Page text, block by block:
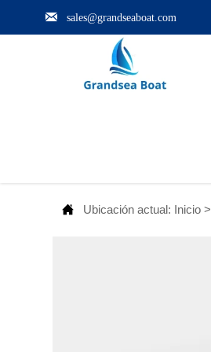
 sales@grandseaboat.com
 Ubicación actual: Inicio>